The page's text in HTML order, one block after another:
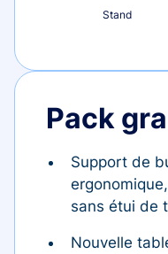
Stand
Pack
Support de
sans étui de
Nouvelle